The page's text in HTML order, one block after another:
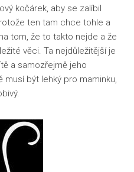
kočárek, aby se zalíbil
ten tam chce tohle a
tom, že to takto nejde a že
věci. Ta nejdůležitější je
a samozřejmě jeho
být lehký pro maminku,